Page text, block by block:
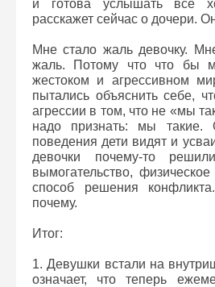
и готова услышать все
расскажет сейчас о дочери.
Мне стало жаль девочку.
жаль. Потому что что бы
жестоком и агрессивном
пытались объяснить себе,
агрессии в том, что не «мы
надо признать: мы такие.
поведения дети видят и
девочки почему-то
вымогательство,
способ решения
почему.
Итог:
1. Девушки встали на
означает, что теперь